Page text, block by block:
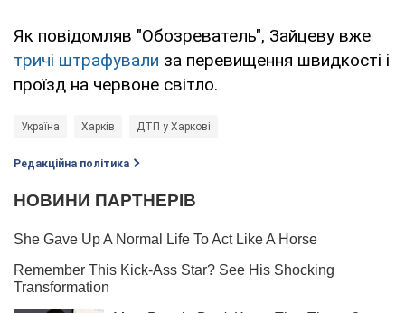
Як повідомляв "Обозреватель", Зайцеву вже
тричі штрафували за перевищення швидкості і
проїзд на червоне світло.
Україна Харків ДТП у Харкові
Редакційна політика